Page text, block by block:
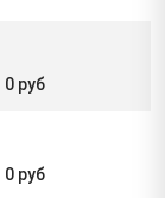
0 руб
0 руб